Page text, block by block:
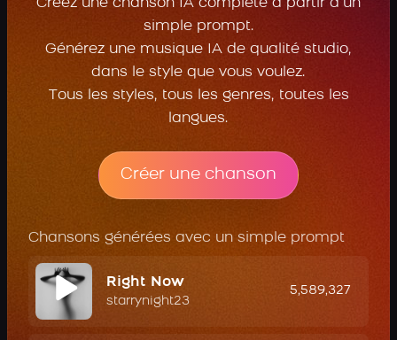
Créez une chanson IA complète à partir d’un
simple prompt.
Générez une musique IA de qualité studio,
dans le style que vous voulez.
Tous les styles, tous les genres, toutes les
langues.
Créer une chanson
Chansons générées avec un simple prompt
Right Now
starrynight23
5,589,327